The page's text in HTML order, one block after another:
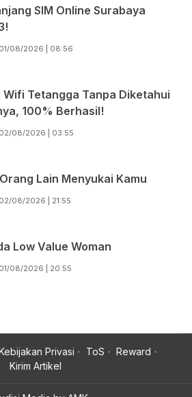
SIM Online Surabaya
01/08/2026 | 08:56
Wifi Tetangga Tanpa Diketahui
100% Berhasil!
02/08/2026 | 03:55
Lain Menyukai Kamu
02/08/2026 | 21:55
Low Value Woman
01/08/2026 | 20:55
Privasi ToS
Reward
Kirim Artikel